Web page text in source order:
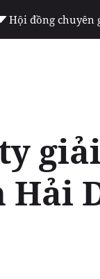
Hội đồng chuyên
Hải